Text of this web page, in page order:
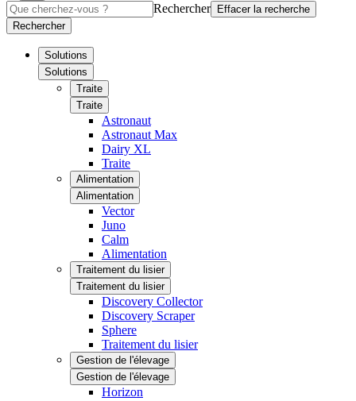
Rechercher
Effacer la recherche
Rechercher
Solutions
Solutions
Traite
Traite
Astronaut
Astronaut Max
Dairy XL
Traite
Alimentation
Alimentation
Vector
Juno
Calm
Alimentation
Traitement du lisier
Traitement du lisier
Discovery Collector
Discovery Scraper
Sphere
Traitement du lisier
Gestion de l'élevage
Gestion de l'élevage
Horizon